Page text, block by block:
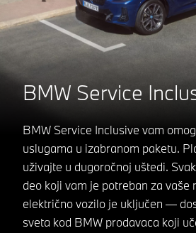
BMW Service
BMW Service Inclusive vam
uslugama u izabranom paketu.
uživajte u dugoročnoj uštedi.
deo koji vam je potreban za vaše
električno vozilo je uključen —
sveta kod BMW prodavaca koji